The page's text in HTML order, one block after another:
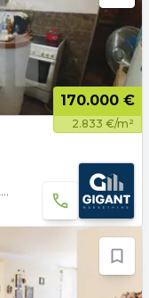
170.000 €
2.833 €/m²
Agencija • Jednoetažna • Površina dvorišta: 1 a • Uknjižen